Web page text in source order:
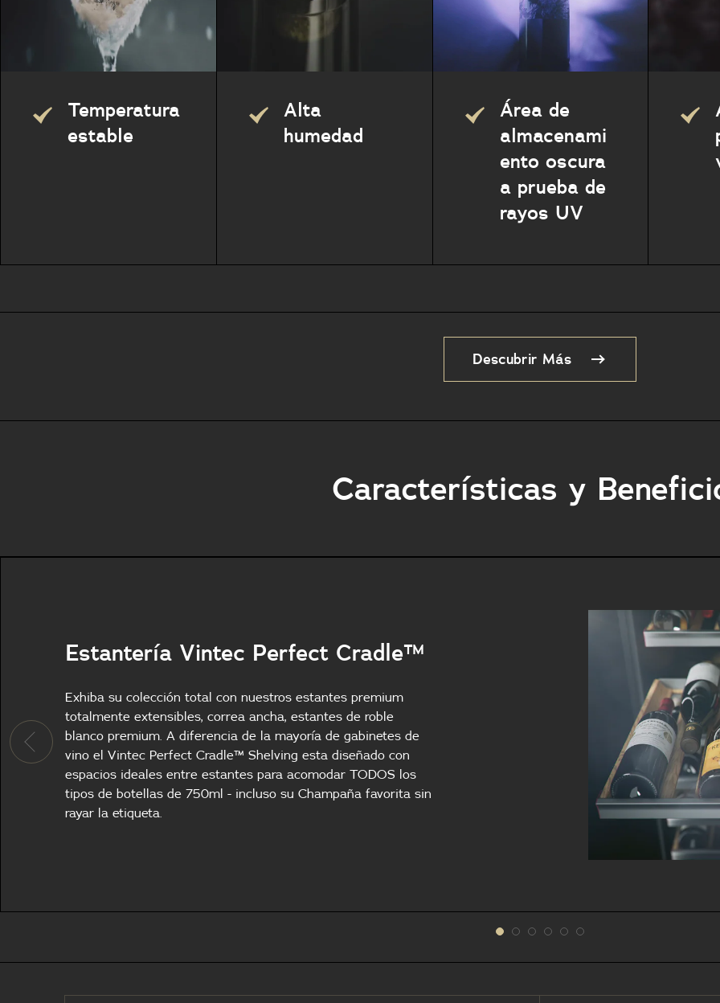
Temperatura
estable
Alta
humedad
Área de
almacenami
ento oscura
a prueba de
rayos UV
Descubrir Más
Características y
Estantería Vintec Perfect Cradle™
Exhiba su colección total con nuestros estantes premium
totalmente extensibles, correa ancha, estantes de roble
blanco premium. A diferencia de la mayoría de gabinetes de
vino el Vintec Perfect Cradle™ Shelving esta diseñado con
espacios ideales entre estantes para acomodar TODOS los
tipos de botellas de 750ml - incluso su Champaña favorita sin
rayar la etiqueta.